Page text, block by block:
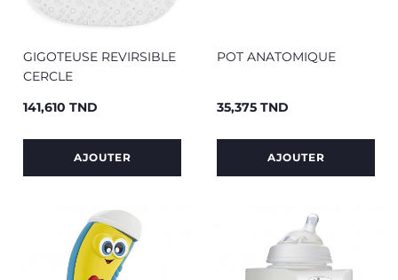
GIGOTEUSE REVIRSIBLE
CERCLE
Prix
141,610 TND
AJOUTER
POT ANATOMIQUE
Prix
35,375 TND
AJOUTER